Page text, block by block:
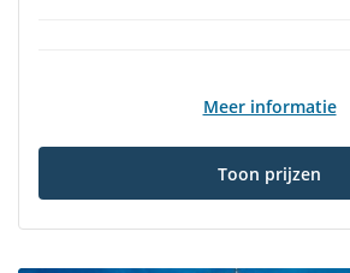
Meer informatie
Toon prijzen